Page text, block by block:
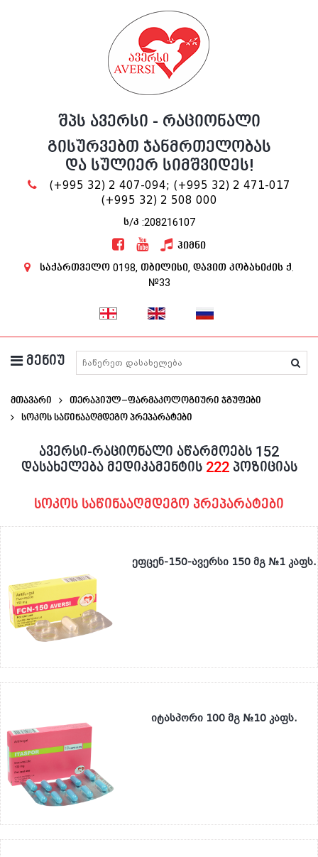
შპს ავერსი - რაციონალი
გისურვებთ ჯანმრთელობას
და სულიერ სიმშვიდეს!
(+995 32) 2 407-094; (+995 32) 2 471-017
(+995 32) 2 508 000
ს/კ :208216107
ჰიმნი
საქართველო 0198, თბილისი, დავით კობახიძის ქ.
№33
მენიუ მედიკამენტების ძიება
მთავარი
თერაპიულ–ფარმაკოლოგიური ჯგუფები
Სოკოს Საწინააღმდეგო Პრეპარატები
ავერსი-რაციონალი აწარმოებს 152
დასახელება მედიკამენტის 222 პოზიციას
სოკოს საწინააღმდეგო პრეპარატები
ეფცენ-150-ავერსი 150 მგ №1 კაფს.
იტასპორი 100 მგ №10 კაფს.